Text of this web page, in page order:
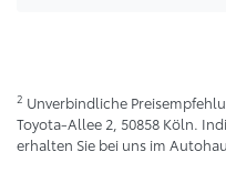
2 Unverbindliche
Toyota-Allee 2, 50858 Köln.
erhalten Sie bei uns im